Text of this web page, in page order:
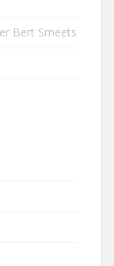
Bert Smeets